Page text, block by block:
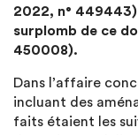
2022, n°
surplomb de ce
450008).
Dans l’affaire
incluant des
faits étaient les